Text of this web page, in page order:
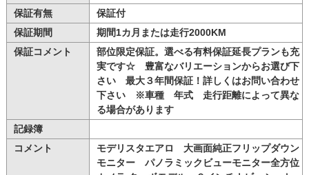
保証有無
保証付
保証期間
期間1カ月または走行2000KM
保証コメント
部位限定保証。選べる有料保証延長プランも充
実です☆ 豊富なバリエーションからお選び下
さい 最大３年間保証！詳しくはお問い合わせ
下さい ※車種 年式 走行距離によって異な
る場合があります
記録簿
コメント
モデリスタエアロ 大画面純正フリップダウン
モニター パノラミックビューモニター全方位